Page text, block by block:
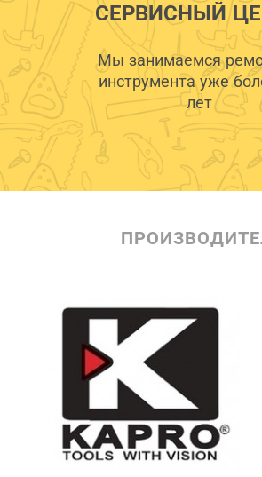
СЕРВИСНЫЙ
Мы занимаемся
инструмента уже
лет